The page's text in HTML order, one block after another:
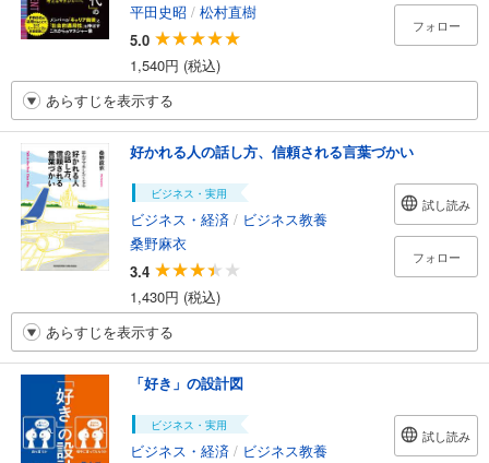
平田史昭 / 松村直樹
5.0
1,540円 (税込)
フォロー
あらすじを表示する
好かれる人の話し方、信頼される言葉づかい
ビジネス・実用
ビジネス・経済 / ビジネス教養
桑野麻衣
3.4
1,430円 (税込)
試し読み
フォロー
あらすじを表示する
「好き」の設計図
ビジネス・実用
ビジネス・経済 / ビジネス教養
試し読み